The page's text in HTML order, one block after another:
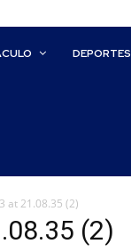
DEPORTES
at 21.08.35 (2)
(2)